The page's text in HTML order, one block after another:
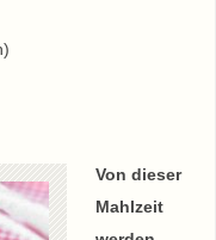
Von dieser
Mahlzeit